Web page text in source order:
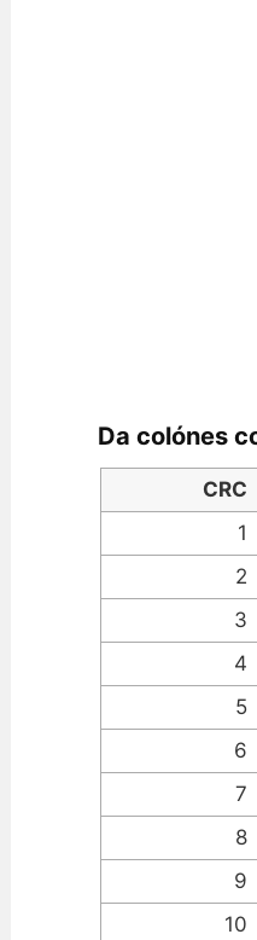
Da colónes
CRC
1
2
3
4
5
6
7
8
9
10